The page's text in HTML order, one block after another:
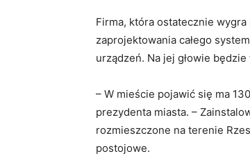
Firma, która ostatecznie
zaprojektowania całego
urządzeń. Na jej głowie
– W mieście pojawić się ma
prezydenta miasta. –
rozmieszczone na terenie
postojowe.